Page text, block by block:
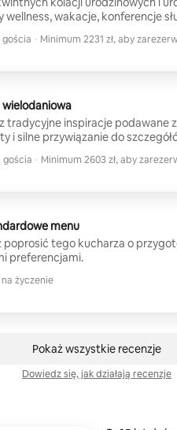
wellness, wakacje, konferencje
i doskonale dopasowane
gościa
gościa · Minimum 2231 zł, aby
tradycyjne inspiracje podawane
i silne przywiązanie do
danie pierwsze, rybę, mięso i
dostosowane do gustów i
gościa
gościa · Minimum 2603 zł, aby
menu
poprosić tego kucharza o
preferencjami.
życzenie
1 recenzji
Pokaż wszystkie recenzje
Dowiedz się, jak działają recenzje